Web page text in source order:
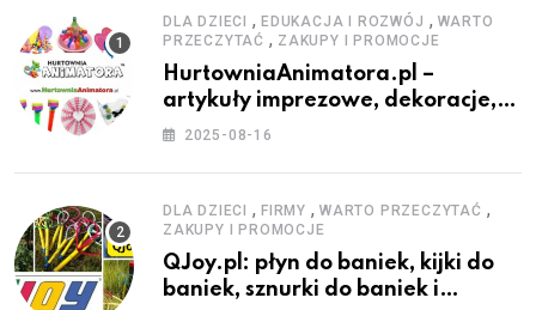
DLA DZIECI , EDUKACJA I ROZWÓJ , WARTO
PRZECZYTAĆ , ZAKUPY I PROMOCJE
HurtowniaAnimatora.pl –
artykuły imprezowe, dekoracje,
stroje i akcesoria dla animatorów
2025-08-16
DLA DZIECI , FIRMY , WARTO PRZECZYTAĆ ,
ZAKUPY I PROMOCJE
QJoy.pl: płyn do baniek, kijki do
baniek, sznurki do baniek i